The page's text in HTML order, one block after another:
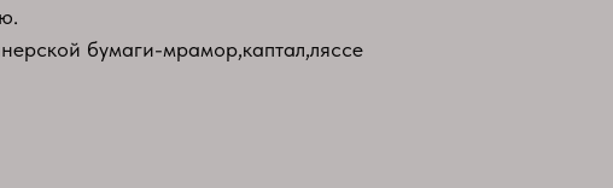
бумаги-мрамор,каптал,ляссе